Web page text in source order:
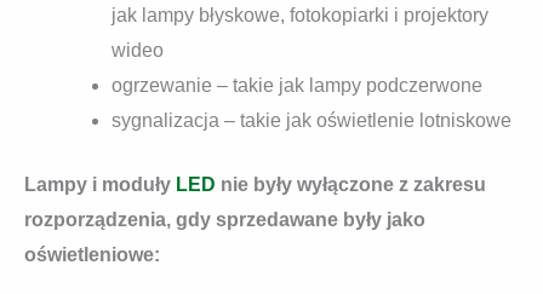
jak lampy błyskowe, fotokopiarki i projektory
wideo
ogrzewanie – takie jak lampy podczerwone
sygnalizacja – takie jak oświetlenie lotniskowe
Lampy i moduły LED nie były wyłączone z zakresu
rozporządzenia, gdy sprzedawane były jako
oświetleniowe: